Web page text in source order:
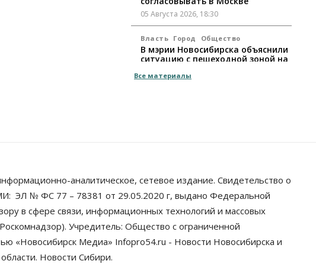
05 Августа 2026, 18:30
Власть Город Общество
В мэрии Новосибирска объяснили
ситуацию с пешеходной зоной на
05 Августа 2026, 18:00
Власть
Губернатор поблагодарил
новосибирских строителей за
вклад в развитие региона
05 Августа 2026, 16:40
Все материалы
аналитическое, сетевое издание. Свидетельство о
ЭЛ № ФС 77 – 78381 от 29.05.2020 г, выдано Федеральной
в сфере связи, информационных технологий и массовых
Учредитель: Общество с ограниченной
«Новосибирск Медиа» Infopro54.ru - Новости Новосибирска и
Новости Сибири.